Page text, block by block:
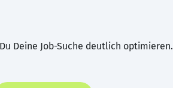
Deine Job-Suche deutlich optimieren.